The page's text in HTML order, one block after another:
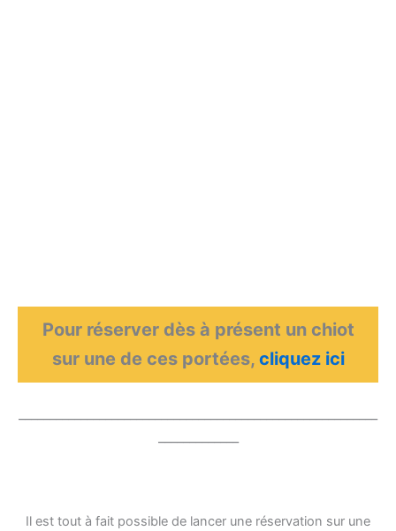
Pour réserver dès à présent un chiot
sur une de ces portées, cliquez ici
Il est tout à fait possible de lancer une réservation sur une